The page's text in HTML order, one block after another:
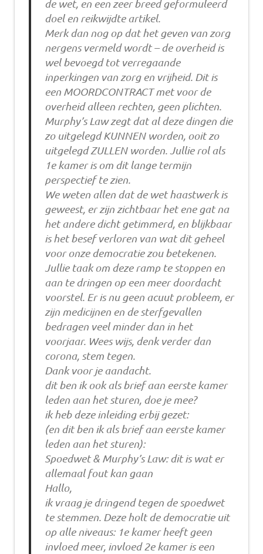
de wet, en een zeer breed geformuleerd
doel en reikwijdte artikel.
Merk dan nog op dat het geven van zorg
nergens vermeld wordt – de overheid is
wel bevoegd tot verregaande
inperkingen van zorg en vrijheid. Dit is
een MOORDCONTRACT met voor de
overheid alleen rechten, geen plichten.
Murphy’s Law zegt dat al deze dingen die
zo uitgelegd KUNNEN worden, ooit zo
uitgelegd ZULLEN worden. Jullie rol als
1e kamer is om dit lange termijn
perspectief te zien.
We weten allen dat de wet haastwerk is
geweest, er zijn zichtbaar het ene gat na
het andere dicht getimmerd, en blijkbaar
is het besef verloren van wat dit geheel
voor onze democratie zou betekenen.
Jullie taak om deze ramp te stoppen en
aan te dringen op een meer doordacht
voorstel. Er is nu geen acuut probleem, er
zijn medicijnen en de sterfgevallen
bedragen veel minder dan in het
voorjaar. Wees wijs, denk verder dan
corona, stem tegen.
Dank voor je aandacht.
dit ben ik ook als brief aan eerste kamer
leden aan het sturen, doe je mee?
ik heb deze inleiding erbij gezet:
(en dit ben ik als brief aan eerste kamer
leden aan het sturen):
Spoedwet & Murphy’s Law: dit is wat er
allemaal fout kan gaan
Hallo,
ik vraag je dringend tegen de spoedwet
te stemmen. Deze holt de democratie uit
op alle niveaus: 1e kamer heeft geen
invloed meer, invloed 2e kamer is een